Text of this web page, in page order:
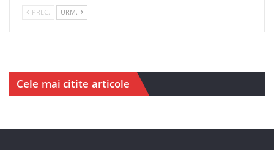
PREC. URM.
Cele mai citite articole